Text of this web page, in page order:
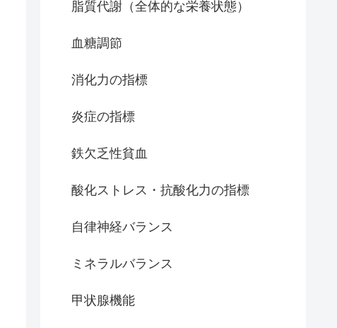
脂質代謝（全体的な栄養状態）
血糖調節
消化力の指標
炎症の指標
鉄欠乏性貧血
酸化ストレス・抗酸化力の指標
自律神経バランス
ミネラルバランス
甲状腺機能